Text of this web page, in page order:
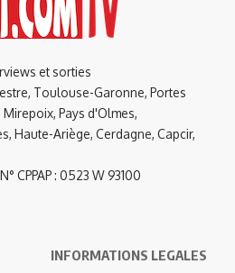
et sorties
Toulouse-Garonne, Portes
Pays d'Olmes,
Haute-Ariège, Cerdagne, Capcir,
CPPAP : 0523 W 93100
INFORMATIONS LEGALES